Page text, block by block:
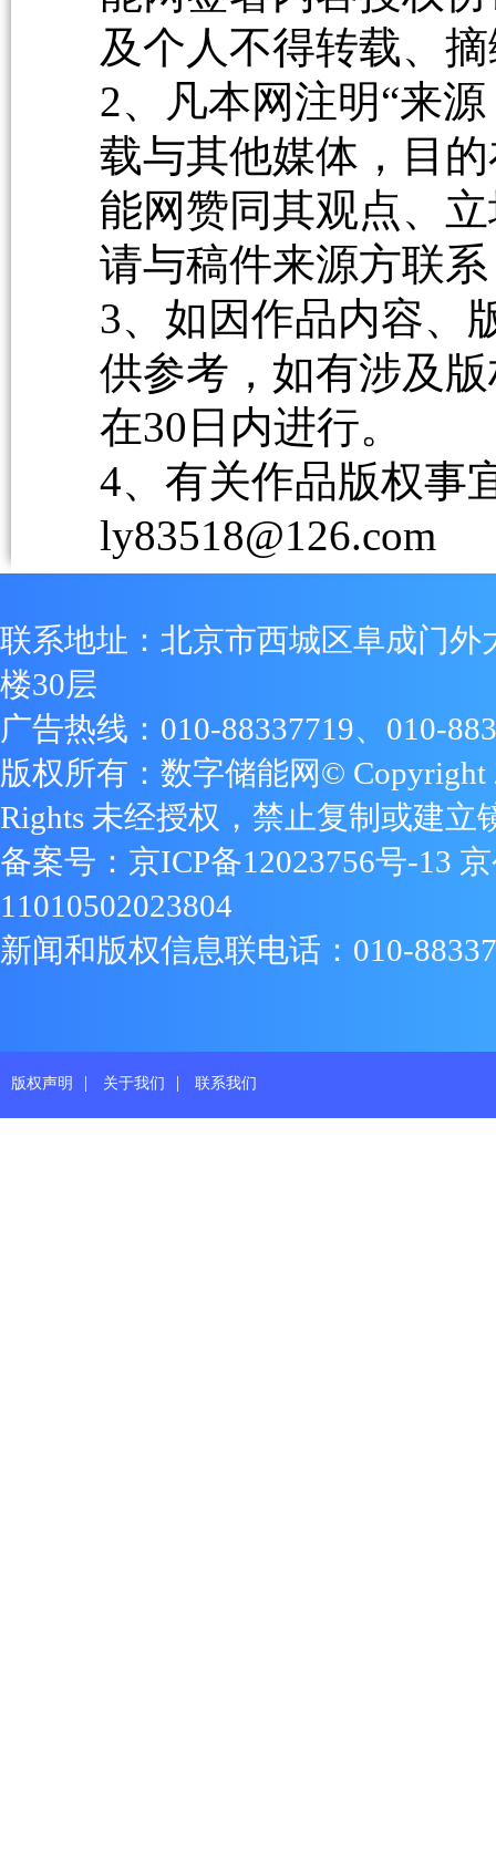
及个人不得转载、
2、凡本网注明“来
载与其他媒体，目
能网赞同其观点、
请与稿件来源方联
3、如因作品内容、
供参考，如有涉及
在30日内进行。
4、有关作品版权事
ly83518@126.com
联系地址：北京市西城区阜成门外
楼30层
广告热线：010-88337719、010-
版权所有：数字储能网© Copyright
Rights 未经授权，禁止复制或建立
备案号： 京ICP备12023756号-13
11010502023804
新闻和版权信息联电话：010-
版权声明 | 关于我们 | 联系我们